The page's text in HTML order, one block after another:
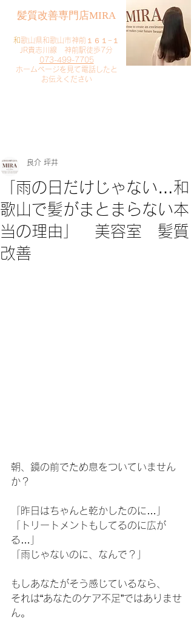
​髪質改善専門店MIRA
​和歌山県和歌山市神前１６１−１
JR貴志川線 神前駅徒歩7分
073-499-7705
​ホームページを見て電話したと
お伝えください
「雨の日だけじゃない…和
歌山で髪がまとまらない本
当の理由」 美容室 髪質
改善
良介 坪井
朝、鏡の前でため息をついていません
か？
「昨日はちゃんと乾かしたのに…」
「トリートメントもしてるのに広が
る…」
「雨じゃないのに、なんで？」
もしあなたがそう感じているなら、
それは“あなたのケア不足”ではありませ
ん。